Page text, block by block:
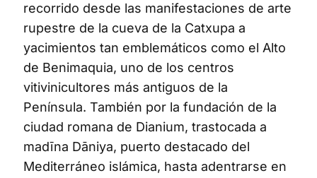
recorrido desde las manifestaciones de arte
rupestre de la cueva de la Catxupa a
yacimientos tan emblemáticos como el Alto
de Benimaquia, uno de los centros
vitivinicultores más antiguos de la
Península. También por la fundación de la
ciudad romana de Dianium, trastocada a
madīna Dāniya, puerto destacado del
Mediterráneo islámica, hasta adentrarse en